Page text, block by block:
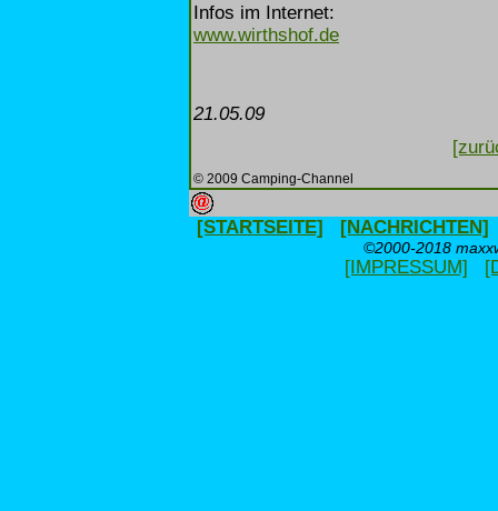
Infos im Internet:
www.wirthshof.de
21.05.09
© 2009 Camping-Channel
[STARTSEITE] [NACHRICHTEN]
©2000-2018
[IMPRESSUM]